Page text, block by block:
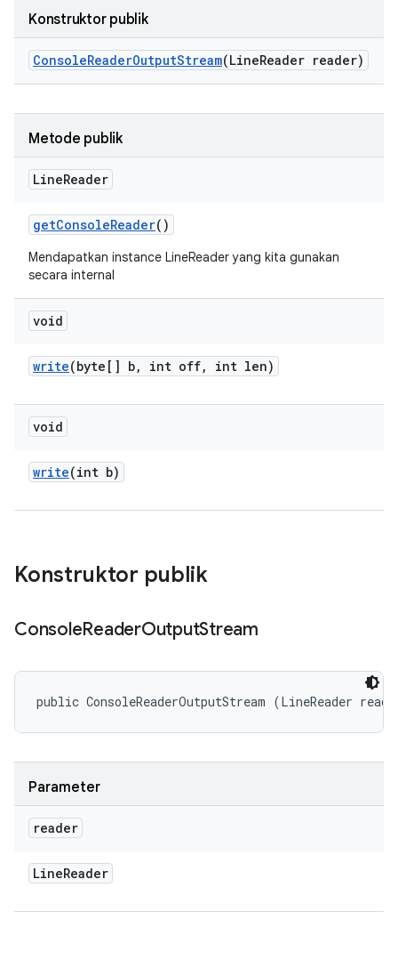
Konstruktor publik
ConsoleReaderOutputStream(LineReader reader)
Metode publik
LineReader
getConsoleReader()
Mendapatkan instance LineReader yang kita gunakan
secara internal
void
write(byte[] b, int off, int len)
void
write(int b)
Konstruktor publik
ConsoleReaderOutputStream
public ConsoleReaderOutputStream (LineReader
Parameter
reader
LineReader